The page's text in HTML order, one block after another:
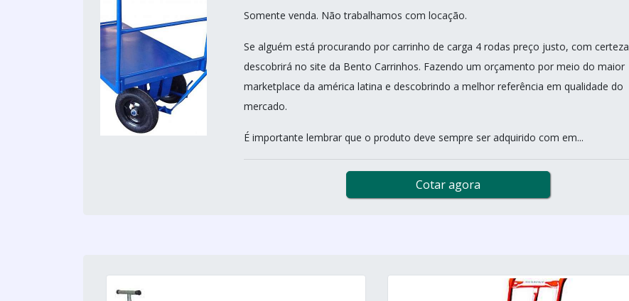
Somente venda. Não trabalhamos com locação.
Se alguém está procurando por carrinho de carga 4 rodas preço justo, com certeza
descobrirá no site da Bento Carrinhos. Fazendo um orçamento por meio do maior
marketplace da américa latina e descobrindo a melhor referência em qualidade do
mercado.
É importante lembrar que o produto deve sempre ser adquirido com em...
Cotar agora